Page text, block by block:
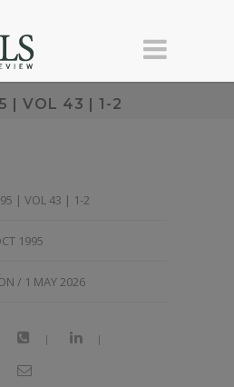
| VOL 43 | 1-2
| VOL 43 | 1-2
1995
/ 1 MAY 2026
| |